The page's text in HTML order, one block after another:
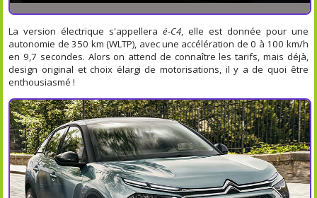
La version électrique s'appelleraë-C4, elle est donnée pour une
autonomie de 350 km (WLTP), avec une accélération de 0 à 100 km/h
en 9,7 secondes. Alors on attend de connaître les tarifs, mais déjà,
design original et choix élargi de motorisations, il y a de quoi être
enthousiasmé !